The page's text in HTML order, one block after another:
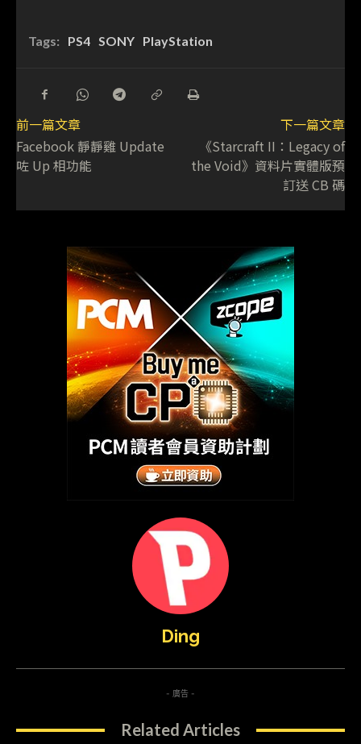
Tags: PS4 SONY PlayStation
前一篇文章
Facebook 靜靜雞 Update
咗 Up 相功能
下一篇文章
《Starcraft II：Legacy of
the Void》資料片實體版預
訂送 CB 碼
Ding
- 廣告 -
Related Articles